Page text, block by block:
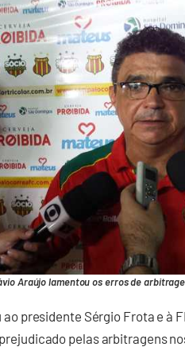
Araújo lamentou os erros de
presidente Sérgio Frota e à
pelas arbitragens